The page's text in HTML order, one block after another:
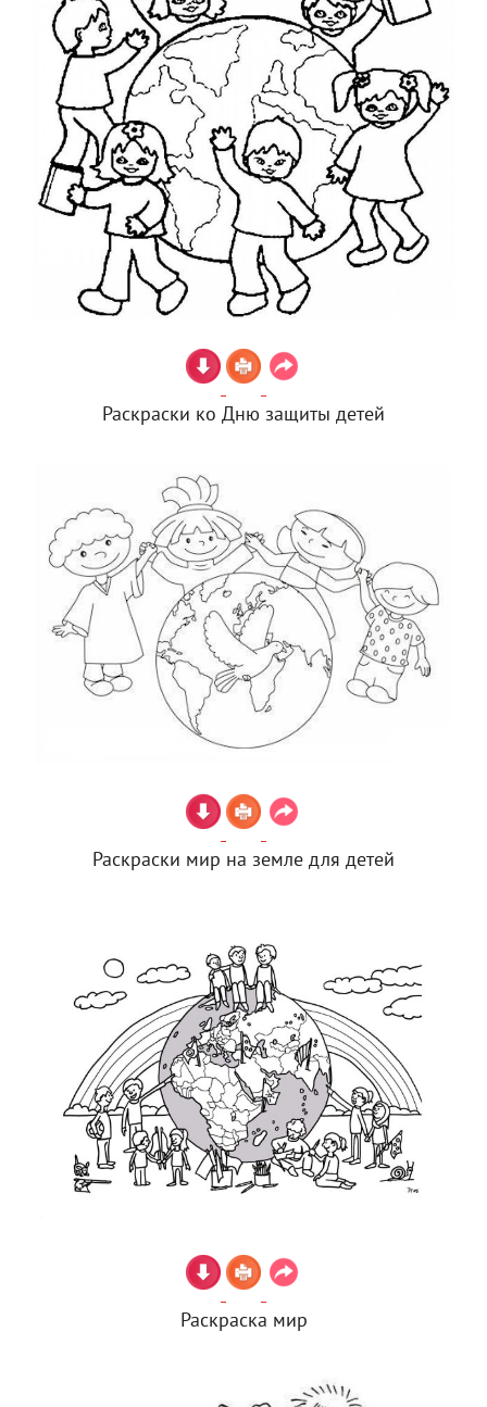
Раскраски ко Дню защиты детей
Раскраски мир на земле для детей
Раскраска мир